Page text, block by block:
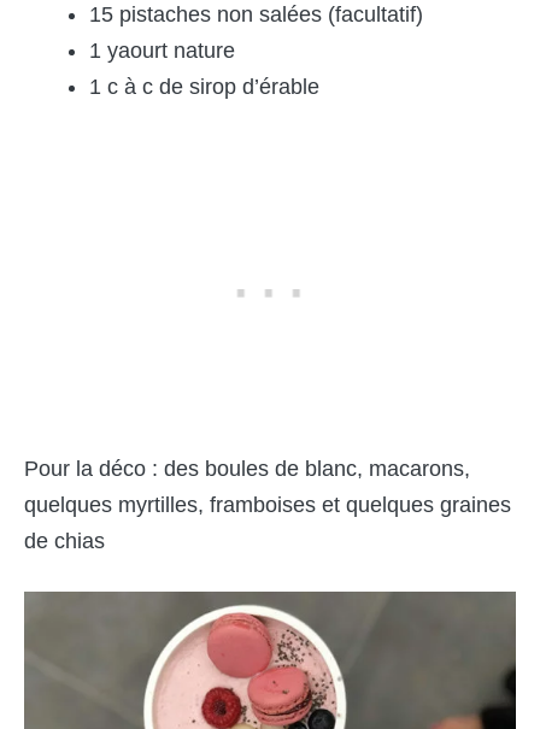
15 pistaches non salées (facultatif)
1 yaourt nature
1 c à c de sirop d’érable
Pour la déco : des boules de blanc, macarons,
quelques myrtilles, framboises et quelques graines
de chias